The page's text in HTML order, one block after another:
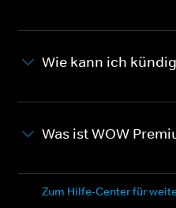
Wie kann ich
Was ist WOW
Zum Hilfe-Center für